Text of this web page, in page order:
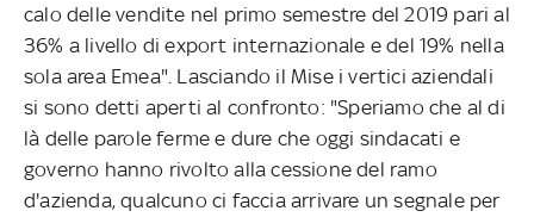
calo delle vendite nel primo semestre del 2019 pari al
36% a livello di export internazionale e del 19% nella
sola area Emea". Lasciando il Mise i vertici aziendali
si sono detti aperti al confronto: "Speriamo che al di
là delle parole ferme e dure che oggi sindacati e
governo hanno rivolto alla cessione del ramo
d'azienda, qualcuno ci faccia arrivare un segnale per